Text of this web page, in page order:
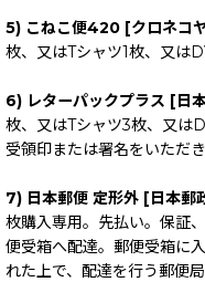
5) こねこ便420 [クロネコ
枚、又はTシャツ1枚、又は
6) レターパックプラス [日
枚、又はTシャツ3枚、又は
受領印または署名をいただ
7) 日本郵便 定形外 [日本郵
枚購入専用。先払い。保証
便受箱へ配達。郵便受箱に
れた上で、配達を行う郵便